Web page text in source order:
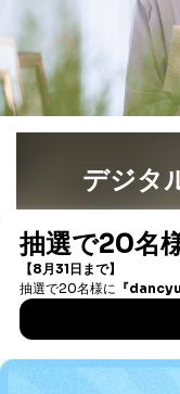
だ企業に、業
託・提供する
供先企業に個
委託・提供先
が、これらに
委託先：カ
トカード決
提供先：出
店など商
４．開示対象個人
いて
当社は、本人か
の通知を求めら
す。ただし、以
利用目的の通知
デジタ
書籍